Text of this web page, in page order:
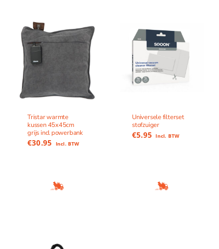
Tristar warmte
kussen 45x45cm
grijs incl powerbank
€30.95 Incl. BTW
Universele filterset
stofzuiger
€5.95 Incl. BTW